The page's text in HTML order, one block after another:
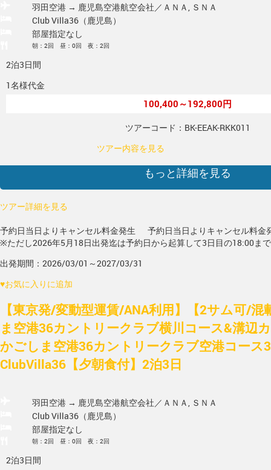
羽田空港 → 鹿児島空港航空会社／ＡＮＡ, ＳＮＡ
Club Villa36（鹿児島）
部屋指定なし
朝：2回 昼：0回 夜：2回
2泊3日間
1名様代金
100,400～192,800円
ツアーコード：BK-EEAK-RKK011
ツアー内容を見る
もっと詳細を見る
ツアー詳細を見る
予約日当日よりキャンセル料金発生
予約日当日よりキャンセル料金
※ただし2026年5月18日出発迄は予約日から起算して3日目の18:00ま
出発期間：2026/03/01～2027/03/31
♥お気に入りに追加
【東京発/変動型運賃/ANA利用】【2サム可/
ま空港36カントリークラブ横川コース&溝辺
かごしま空港36カントリークラブ空港コース
ClubVilla36【夕朝食付】2泊3日
羽田空港 → 鹿児島空港航空会社／ＡＮＡ, ＳＮＡ
Club Villa36（鹿児島）
部屋指定なし
朝：2回 昼：0回 夜：2回
2泊3日間